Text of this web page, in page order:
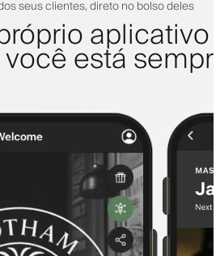
seus clientes, direto no bolso deles
está